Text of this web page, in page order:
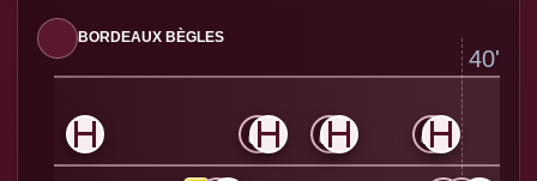
BORDEAUX BÈGLES
40'
🏉 🏉 🏉